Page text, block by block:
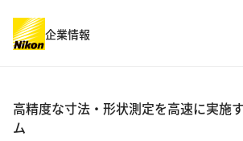
企業情報
高精度な寸法・形状測定を高速に実施
ム